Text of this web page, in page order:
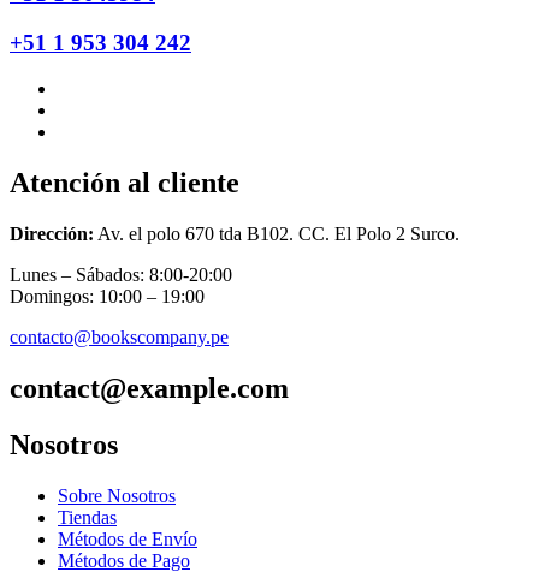
+51 1 953 304 242
Atención al cliente
Dirección: Av. el polo 670 tda B102. CC. El Polo 2 Surco.
Lunes – Sábados: 8:00-20:00
Domingos: 10:00 – 19:00
contacto@bookscompany.pe
contact@example.com
Nosotros
Sobre Nosotros
Tiendas
Métodos de Envío
Métodos de Pago